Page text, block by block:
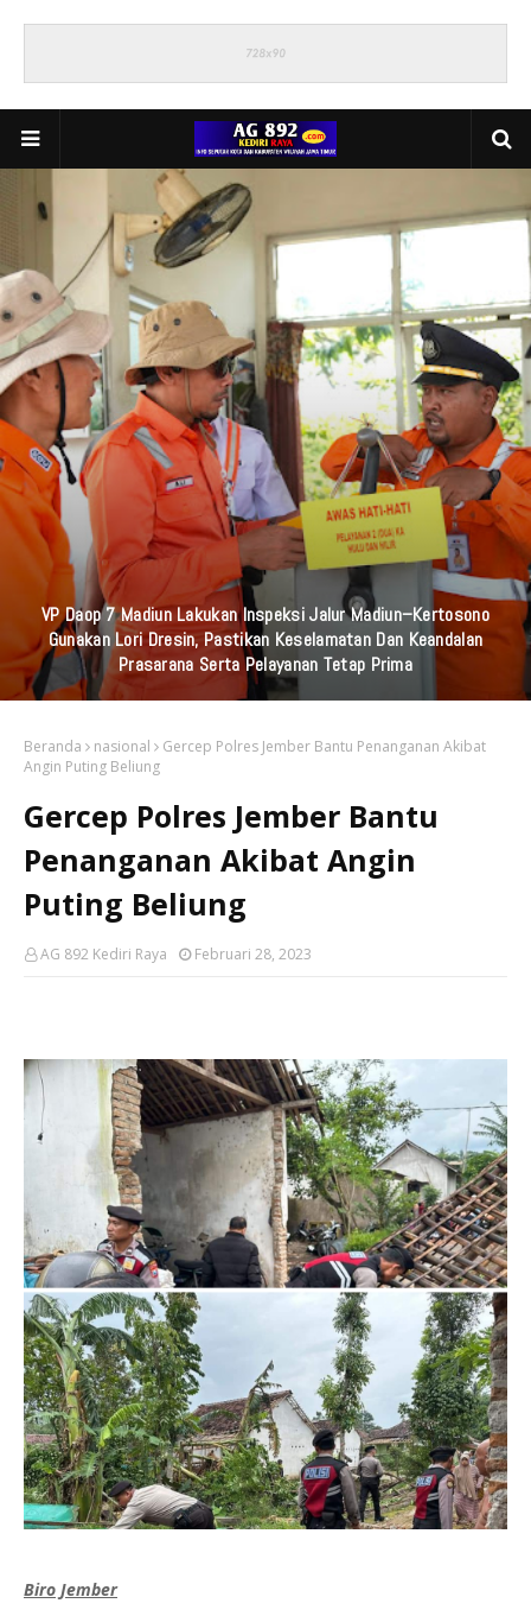
VP Daop 7 Madiun Lakukan Inspeksi Jalur Madiun–Kertosono
Gunakan Lori Dresin, Pastikan Keselamatan Dan Keandalan
Prasarana Serta Pelayanan Tetap Prima
Beranda nasional
Gercep Polres Jember Bantu Penanganan Akibat
Angin Puting Beliung
Gercep Polres Jember Bantu
Penanganan Akibat Angin
Puting Beliung
AG 892 Kediri Raya Februari 28, 2023
Biro Jember